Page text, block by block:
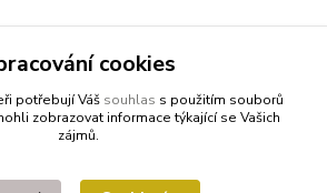
cookies
potřebují Váš souhlas s použitím souborů
zobrazovat informace týkající se Vašich
zájmů.